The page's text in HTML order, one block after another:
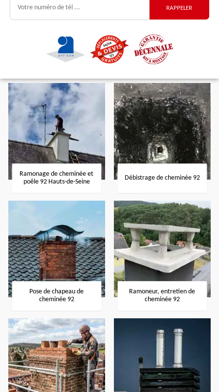
Ramonage de cheminée et
poêle 92 Hauts-de-Seine
Débistrage de cheminée 92
Pose de chapeau de
cheminée 92
Ramoneur, entretien de
cheminée 92